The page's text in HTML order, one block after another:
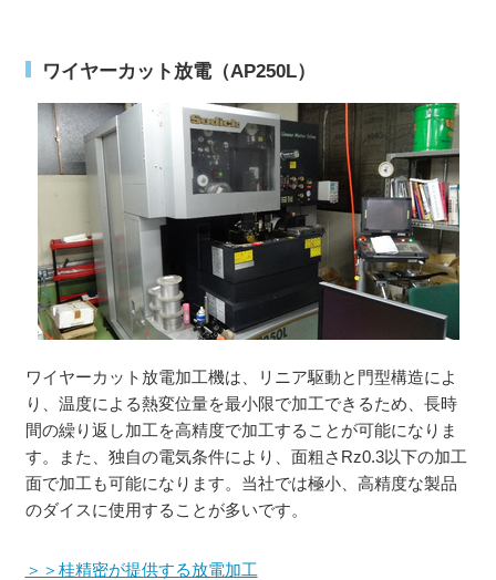
ワイヤーカット放電（AP250L）
ワイヤーカット放電加工機は、リニア駆動と門型構造によ
り、温度による熱変位量を最小限で加工できるため、長時
間の繰り返し加工を高精度で加工することが可能になりま
す。また、独自の電気条件により、面粗さRz0.3以下の加工
面で加工も可能になります。当社では極小、高精度な製品
のダイスに使用することが多いです。
＞＞桂精密が提供する放電加工